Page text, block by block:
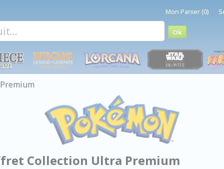
Mon Panier (0)
Collection Ultra Premium